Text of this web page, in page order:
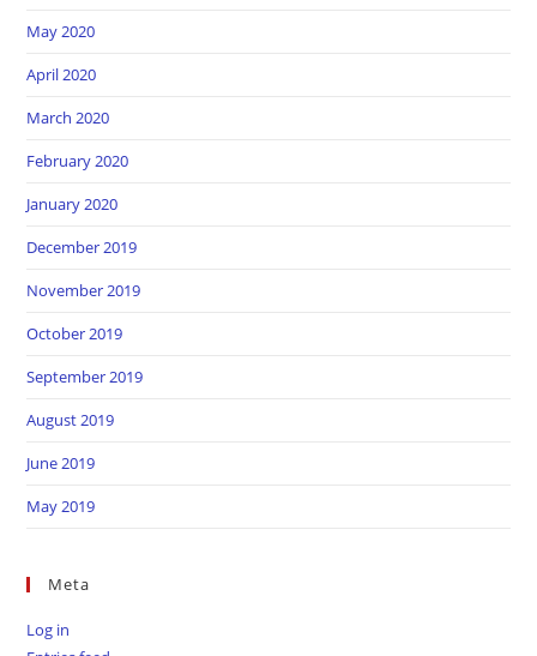
May 2020
April 2020
March 2020
February 2020
January 2020
December 2019
November 2019
October 2019
September 2019
August 2019
June 2019
May 2019
Meta
Log in